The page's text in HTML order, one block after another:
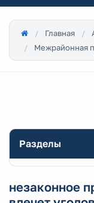
Главная
Межрайонная
Разделы
незаконное